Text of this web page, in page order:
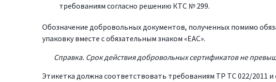
требованиям согласно решению КТС № 299.
Обозначение добровольных документов, полученных помимо
упаковку вместе с обязательным знаком «ЕАС».
Справка. Срок действия добровольных сертификатов не
Этикетка должна соответствовать требованиям ТР ТС 022/2011